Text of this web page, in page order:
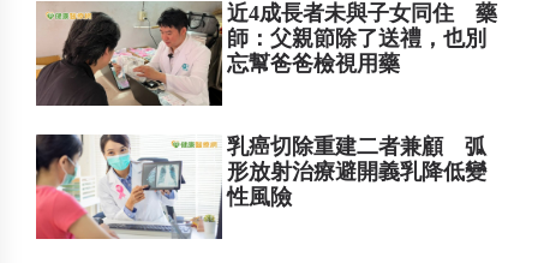
近4成長者未與子女同住 藥
師：父親節除了送禮，也別
忘幫爸爸檢視用藥
乳癌切除重建二者兼顧 弧
形放射治療避開義乳降低變
性風險